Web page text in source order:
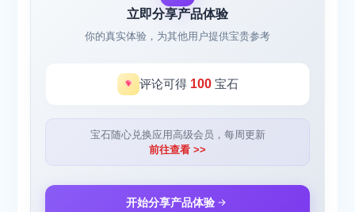
立即分享产品体验
你的真实体验，为其他用户提供宝贵参考
评论可得 100宝石
宝石随心兑换应用高级会员，每周更新
前往查看 >>
开始分享产品体验